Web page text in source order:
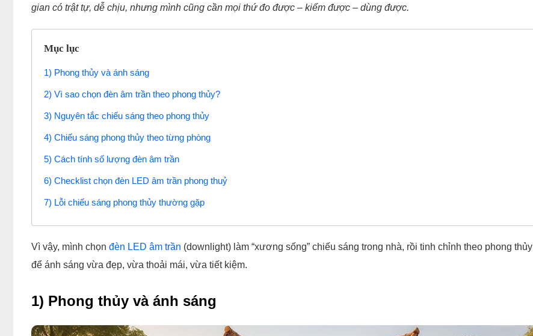
gian có trật tự, dễ chịu, nhưng mình cũng cần mọi thứ đo được – kiểm được – dùng được.
Mục lục
1) Phong thủy và ánh sáng
2) Vì sao chọn đèn âm trần theo phong thủy?
3) Nguyên tắc chiếu sáng theo phong thủy
4) Chiếu sáng phong thủy theo từng phòng
5) Cách tính số lượng đèn âm trần
6) Checklist chọn đèn LED âm trần phong thuỷ
7) Lỗi chiếu sáng phong thủy thường gặp
Vì vậy, mình chọn đèn LED âm trần (downlight) làm “xương sống” chiếu sáng trong nhà, rồi tinh chỉnh theo phong thủy
để ánh sáng vừa đẹp, vừa thoải mái, vừa tiết kiệm.
1) Phong thủy và ánh sáng